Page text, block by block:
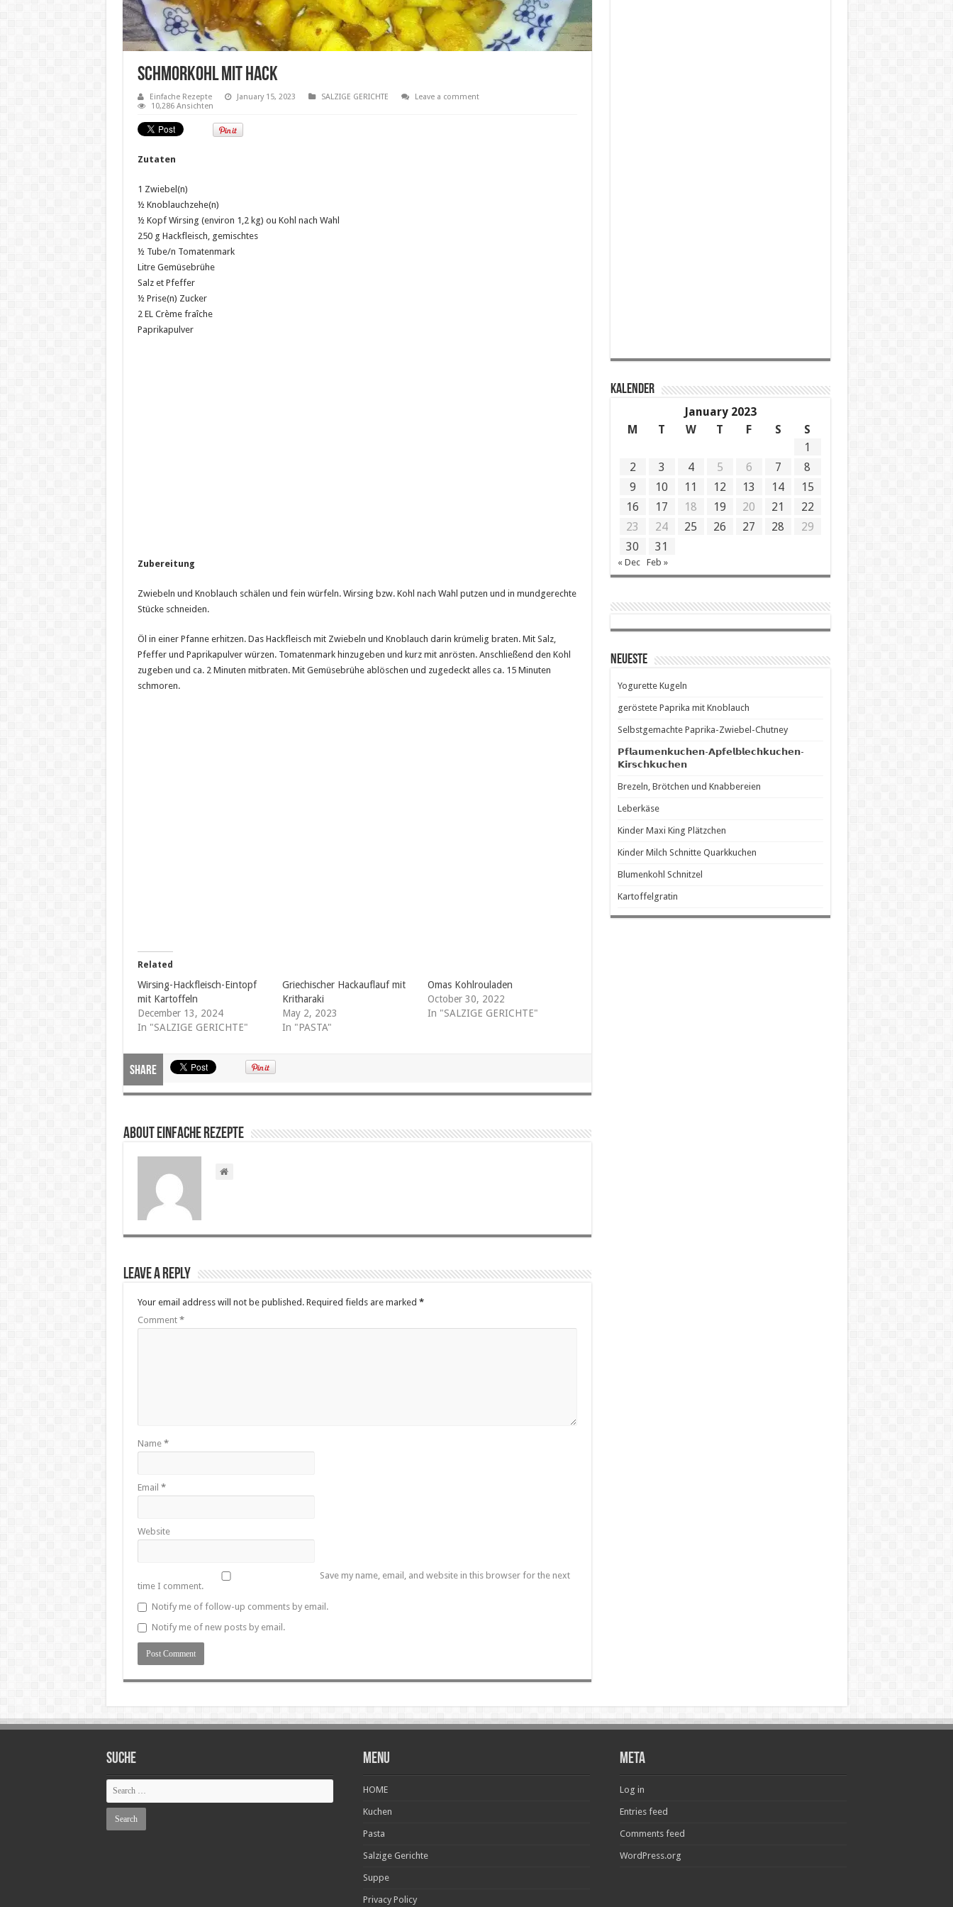
Schmorkohl mit Hack
Einfache Rezepte January 15, 2023 SALZIGE GERICHTE
Leave a comment
10,286 Ansichten
Zutaten
1 Zwiebel(n)
½ Knoblauchzehe(n)
½ Kopf Wirsing (environ 1,2 kg) ou Kohl nach Wahl
250 g Hackfleisch, gemischtes
½ Tube/n Tomatenmark
Litre Gemüsebrühe
Salz et Pfeffer
½ Prise(n) Zucker
2 EL Crème fraîche
Paprikapulver
Zubereitung
Zwiebeln und Knoblauch schälen und fein würfeln. Wirsing bzw. Kohl nach Wahl putzen und in mundgerechte
Stücke schneiden.
Öl in einer Pfanne erhitzen. Das Hackfleisch mit Zwiebeln und Knoblauch darin krümelig braten. Mit Salz,
Pfeffer und Paprikapulver würzen. Tomatenmark hinzugeben und kurz mit anrösten. Anschließend den Kohl
zugeben und ca. 2 Minuten mitbraten. Mit Gemüsebrühe ablöschen und zugedeckt alles ca. 15 Minuten
schmoren.
Related
Wirsing-Hackfleisch-Eintopf
mit Kartoffeln
December 13, 2024
In "SALZIGE GERICHTE"
Griechischer Hackauflauf mit
Kritharaki
May 2, 2023
In "PASTA"
Omas Kohlrouladen
October 30, 2022
In "SALZIGE GERICHTE"
Share
About Einfache Rezepte
Leave a Reply
Your email address will not be published. Required fields are marked *
Comment *
Name *
Email *
Website
Save my name, email, and website in this browser for the next
time I comment.
Notify me of follow-up comments by email.
Notify me of new posts by email.
KALENDER
January 2023
M
T W T F S
S
1
2
3 4 5 6 7
8
9
10 11 12 13 14
15
16
17 18 19 20 21
22
23
24 25 26 27 28
29
30
31
« Dec Feb »
Neueste
Yogurette Kugeln
geröstete Paprika mit Knoblauch
Selbstgemachte Paprika-Zwiebel-Chutney
𝗣𝗳𝗹𝗮𝘂𝗺𝗲𝗻𝗸𝘂𝗰𝗵𝗲𝗻-𝗔𝗽𝗳𝗲𝗹𝗯𝗹𝗲𝗰𝗵𝗸𝘂𝗰𝗵𝗲𝗻-
𝗞𝗶𝗿𝘀𝗰𝗵𝗸𝘂𝗰𝗵𝗲𝗻
Brezeln, Brötchen und Knabbereien
Leberkäse
Kinder Maxi King Plätzchen
Kinder Milch Schnitte Quarkkuchen
Blumenkohl Schnitzel
Kartoffelgratin
SUCHE Menu
HOME
Kuchen
Pasta
Salzige Gerichte
Suppe
Privacy Policy
Meta
Log in
Entries feed
Comments feed
WordPress.org